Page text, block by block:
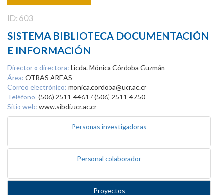
ID: 603
SISTEMA BIBLIOTECA DOCUMENTACIÓN
E INFORMACIÓN
Director o directora: Licda. Mónica Córdoba Guzmán
Área: OTRAS AREAS
Correo electrónico: monica.cordoba@ucr.ac.cr
Teléfono: (506) 2511-4461 / (506) 2511-4750
Sitio web: www.sibdi.ucr.ac.cr
Personas investigadoras
Personal colaborador
Proyectos